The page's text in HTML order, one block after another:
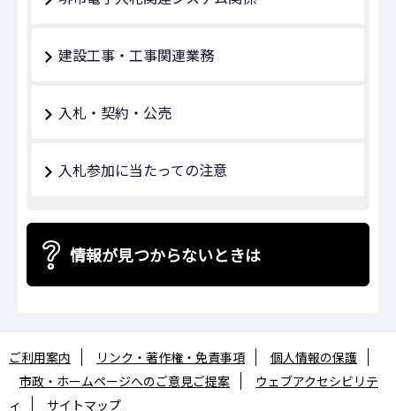
建設工事・工事関連業務
入札・契約・公売
入札参加に当たっての注意
情報が見つからないときは
ご利用案内 リンク・著作権・免責事項
個人情報の保護
市政・ホームページへのご意見ご提案
ウェブアクセシビリテ
ィ
サイトマップ